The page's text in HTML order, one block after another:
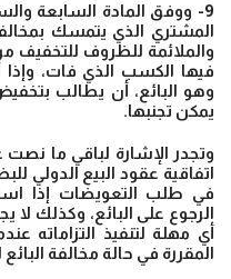
9- ووفق المادة السابعة
المشتري الذي يتمسك
والملائمة للظروف للتخفيف
فيها الكسب الذي فات،
وهو البائع، أن يطالب
يمكن تجنبها.
وتجدر الإشارة لباقي ما نصت
اتفاقية عقود البيع الدولي
في طلب التعويضات إذا
الرجوع على البائع، وكذلك لا
أي مهلة لتنفيذ التزاماته
المقررة في حالة مخالفة